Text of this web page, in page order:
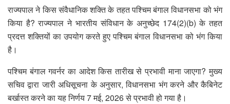
राज्यपाल ने किस संवैधानिक शक्ति के तहत पश्चिम बंगाल विधानसभा को भंग
किया है? राज्यपाल ने भारतीय संविधान के अनुच्छेद 174(2)(b) के तहत
प्रदत्त शक्तियों का उपयोग करते हुए पश्चिम बंगाल विधानसभा को भंग किया
है।
पश्चिम बंगाल गवर्नर का आदेश किस तारीख से प्रभावी माना जाएगा? मुख्य
सचिव द्वारा जारी अधिसूचना के अनुसार, विधानसभा भंग करने और कैबिनेट
बर्खास्त करने का यह निर्णय 7 मई, 2026 से प्रभावी हो गया है।